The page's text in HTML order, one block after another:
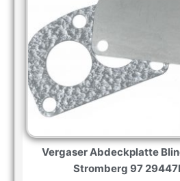
Vergaser Abdeckplatte
Stromberg 97